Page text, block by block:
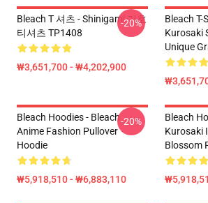
Bleach T 셔츠 - Shinigami 기호
티셔츠 TP1408
₩3,651,700 - ₩4,202,900
-20%
Bleach T-
Kurosaki
Unique
Bleach Hoodies - Bleach
Anime Fashion Pullover
Hoodie
₩5,918,510 - ₩6,883,110
-20%
Bleach
Kurosaki
Blossom